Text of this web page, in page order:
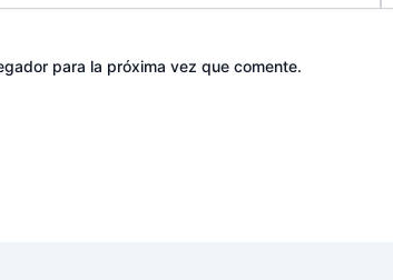
para la próxima vez que comente.